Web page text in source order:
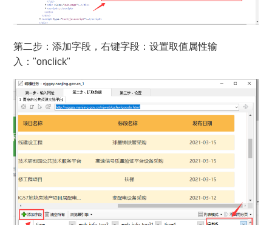
第二步：添加字段，右键字段：设置取值属性输
入："onclick"